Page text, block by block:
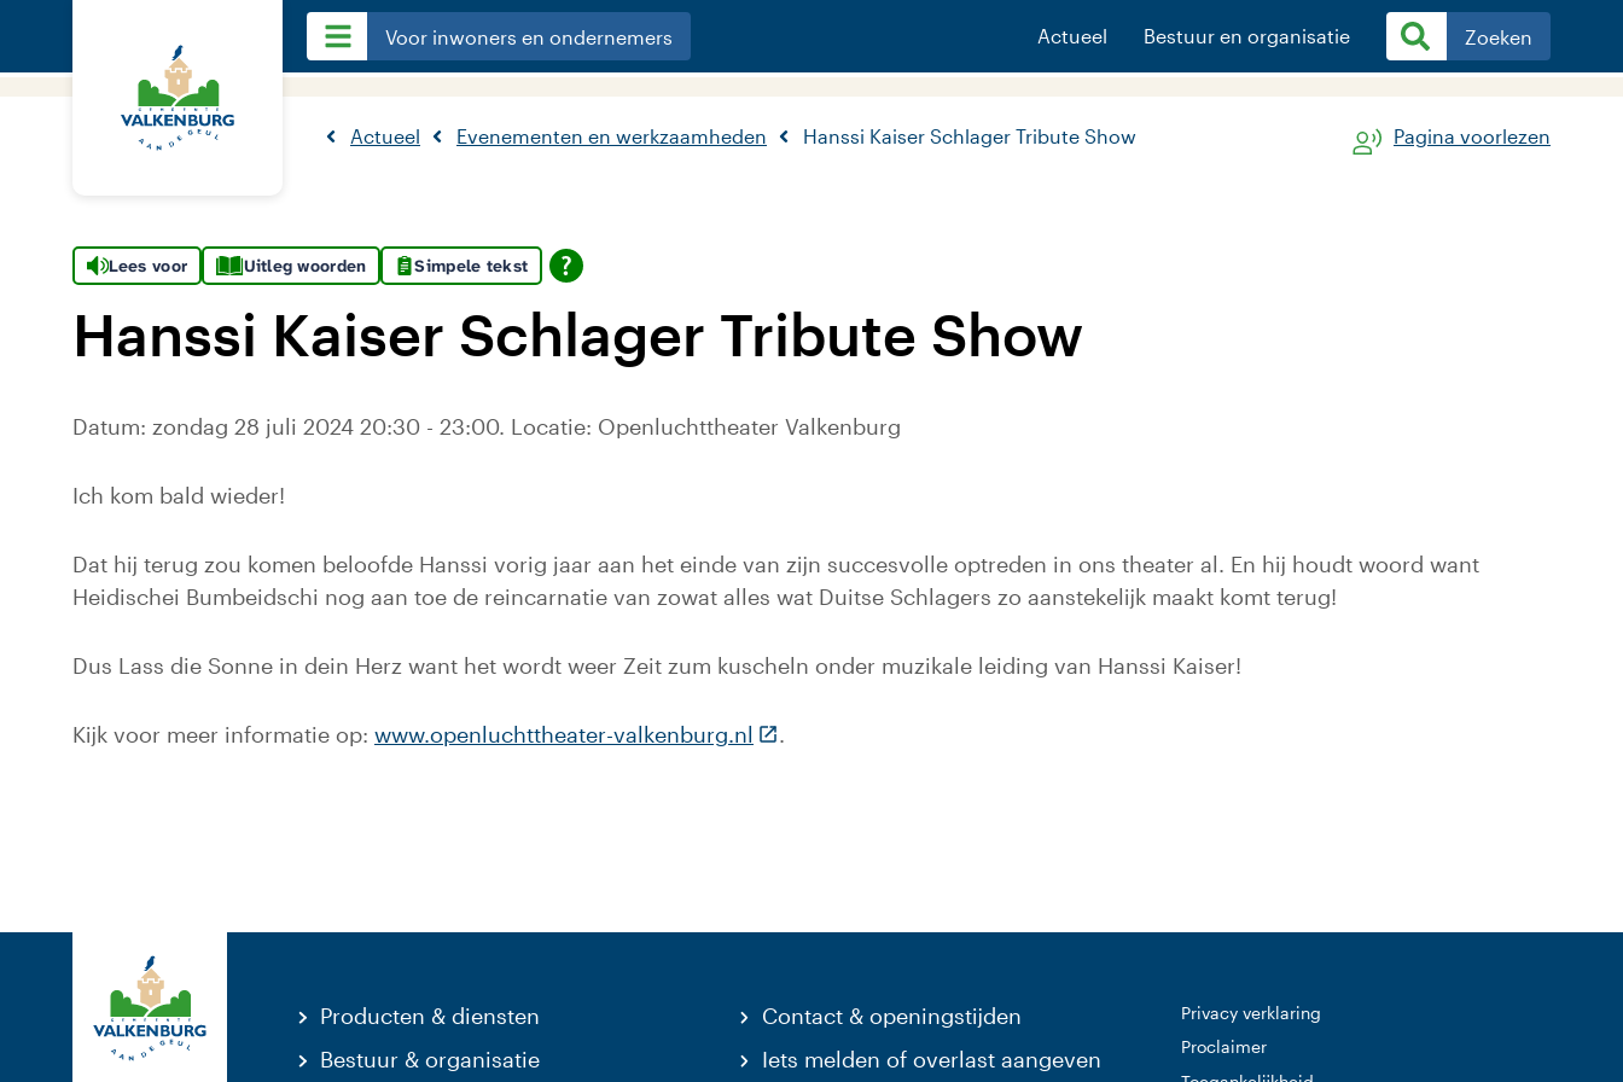
Voor inwoners en ondernemers Actueel Bestuur en organisatie Zoeken
Actueel Evenementen en werkzaamheden Hanssi Kaiser Schlager Tribute Show Pagina voorlezen
Lees voor Uitleg woorden Simpele tekst
Hanssi Kaiser Schlager Tribute Show
Datum: zondag 28 juli 2024 20:30 - 23:00. Locatie: Openluchttheater Valkenburg
Ich kom bald wieder!
Dat hij terug zou komen beloofde Hanssi vorig jaar aan het einde van zijn succesvolle optreden in ons theater al. En hij houdt woord want
Heidischei Bumbeidschi nog aan toe de reincarnatie van zowat alles wat Duitse Schlagers zo aanstekelijk maakt komt terug!
Dus Lass die Sonne in dein Herz want het wordt weer Zeit zum kuscheln onder muzikale leiding van Hanssi Kaiser!
Kijk voor meer informatie op: www.openluchttheater-valkenburg.nl (Deze link gaat naar een externe website)
.
Producten & diensten
Bestuur & organisatie
Contact & openingstijden
Iets melden of overlast aangeven
Privacy verklaring
Proclaimer